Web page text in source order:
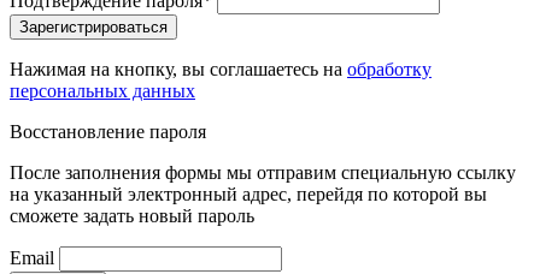
Зарегистрироваться
Нажимая на кнопку, вы соглашаетесь на обработку
персональных данных
Восстановление пароля
После заполнения формы мы отправим специальную ссылку
на указанный электронный адрес, перейдя по которой вы
сможете задать новый пароль
Email